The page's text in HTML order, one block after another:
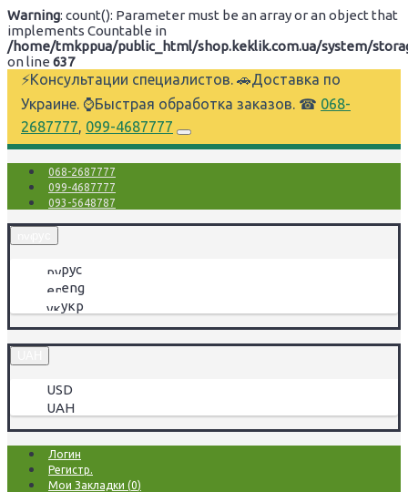
Warning: count(): Parameter must be an array or an object that
implements Countable in
/home/tmkppua/public_html/shop.keklik.com.ua/system/
on line 637
⚡Консультации специалистов. 🚗Доставка по
Украине. ⌚Быстрая обработка заказов. ☎ 068-
2687777, 099-4687777
068-2687777
099-4687777
093-5648787
рус
eng
укр
USD
UAH
Логин
Регистр.
Мои Закладки (0)